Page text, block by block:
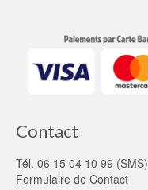
Contact
Tél. 06 15 04 10 99 (SMS)
Formulaire de Contact